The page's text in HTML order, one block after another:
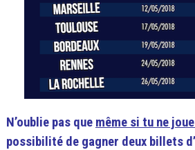
N’oublie pas que même si tu ne
possibilité de gagner deux billets